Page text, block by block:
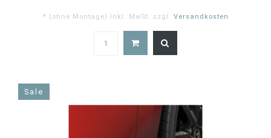
* (ohne Montage) Inkl. MwSt. zzgl. Versandkosten
Sale